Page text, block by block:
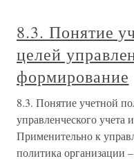
8.3. Понятие
целей
формирование
8.3. Понятие учетной
управленческого учета
Применительно к
политика организации